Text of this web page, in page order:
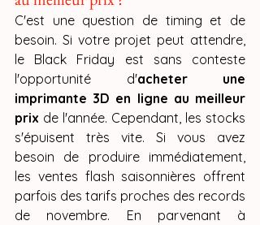
C'est une question de timing et de
besoin. Si votre projet peut attendre,
le Black Friday est sans conteste
l'opportunité d'acheter une
imprimante 3D en ligne au meilleur
prix de l'année. Cependant, les stocks
s'épuisent très vite. Si vous avez
besoin de produire immédiatement,
les ventes flash saisonnières offrent
parfois des tarifs proches des records